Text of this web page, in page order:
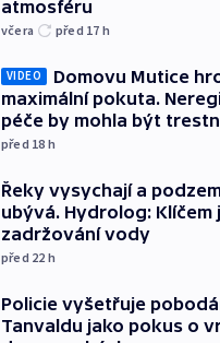
atmosféru
včera před 17 h
VIDEO
Domovu Mutice
maximální pokuta.
péče by mohla být
před 18 h
Řeky vysychají a
ubývá. Hydrolog: Klíčem
zadržování vody
před 22 h
Policie vyšetřuje
Tanvaldu jako pokus o